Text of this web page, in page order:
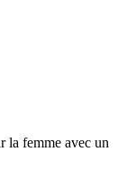
la femme avec un